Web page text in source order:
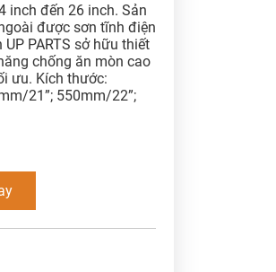
inch đến 26 inch. Sản
được sơn tĩnh điện
PARTS sở hữu thiết
chống ăn mòn cao
ưu. Kích thước:
21”; 550mm/22”;